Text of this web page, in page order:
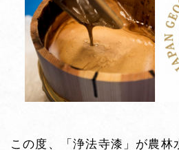
この度、「浄法寺漆」が農林